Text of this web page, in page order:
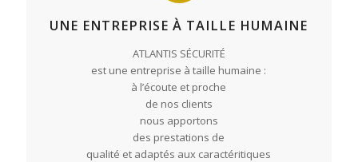
UNE ENTREPRISE À TAILLE HUMAINE
ATLANTIS SÉCURITÉ
est une entreprise à taille humaine :
à l’écoute et proche
de nos clients
nous apportons
des prestations de
qualité et adaptés aux caractéritiques